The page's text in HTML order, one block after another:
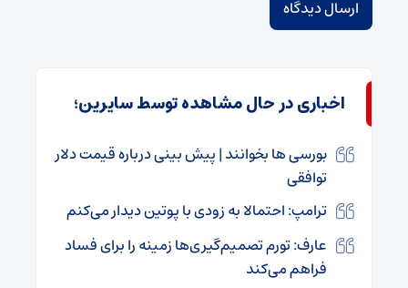
اخباری در حال مشاهده توسط سایرین؛
بورسی ها بخوانند | پیش بینی درباره قیمت دلار
توافقی
ترامپ: احتمالا به زودی با پوتین دیدار می‌کنم
عارف: تورم تصمیم‌گیری‌ها زمینه را برای فساد
فراهم می‌کند